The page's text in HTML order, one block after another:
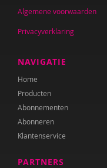
Johan Gelderloos
Sharon Gesthuizen
Simon Hay
P. Hebbink
Josette Hoex
Onno Hoorn
Algemene voorwaarden
Privacyverklaring
NAVIGATIE
Home
Producten
Abonnementen
Abonneren
Klantenservice
PARTNERS